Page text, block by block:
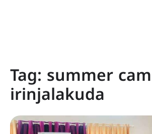
Tag: summer
irinjalakuda